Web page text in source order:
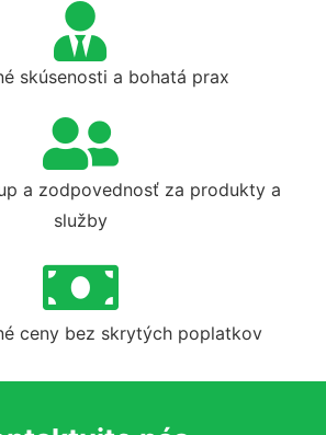
skúsenosti a bohatá prax
a zodpovednosť za produkty a
služby
ceny bez skrytých poplatkov